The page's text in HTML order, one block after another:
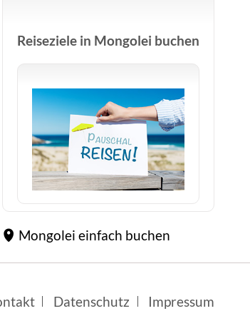
Reiseziele in Mongolei buchen
Mongolei einfach buchen
Datenschutz Impressum